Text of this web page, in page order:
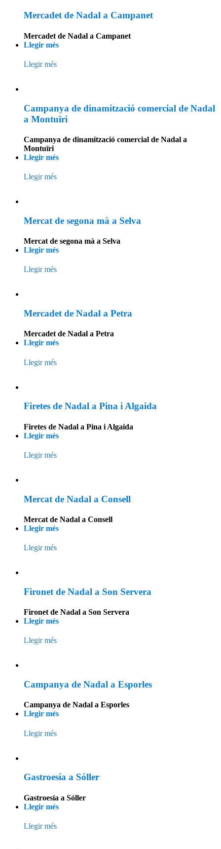
Mercadet de Nadal a Campanet
Mercadet de Nadal a Campanet
Llegir més
Llegir més
Campanya de dinamització comercial de Nadal
a Montuïri
Campanya de dinamització comercial de Nadal a
Montuïri
Llegir més
Llegir més
Mercat de segona mà a Selva
Mercat de segona mà a Selva
Llegir més
Llegir més
Mercadet de Nadal a Petra
Mercadet de Nadal a Petra
Llegir més
Llegir més
Firetes de Nadal a Pina i Algaida
Firetes de Nadal a Pina i Algaida
Llegir més
Llegir més
Mercat de Nadal a Consell
Mercat de Nadal a Consell
Llegir més
Llegir més
Fironet de Nadal a Son Servera
Fironet de Nadal a Son Servera
Llegir més
Llegir més
Campanya de Nadal a Esporles
Campanya de Nadal a Esporles
Llegir més
Llegir més
Gastroesía a Sóller
Gastroesía a Sóller
Llegir més
Llegir més